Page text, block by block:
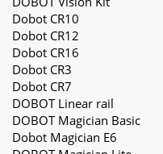
Dobot CR10
Dobot CR12
Dobot CR16
Dobot CR3
Dobot CR7
DOBOT Linear rail
DOBOT Magician Basic
Dobot Magician E6